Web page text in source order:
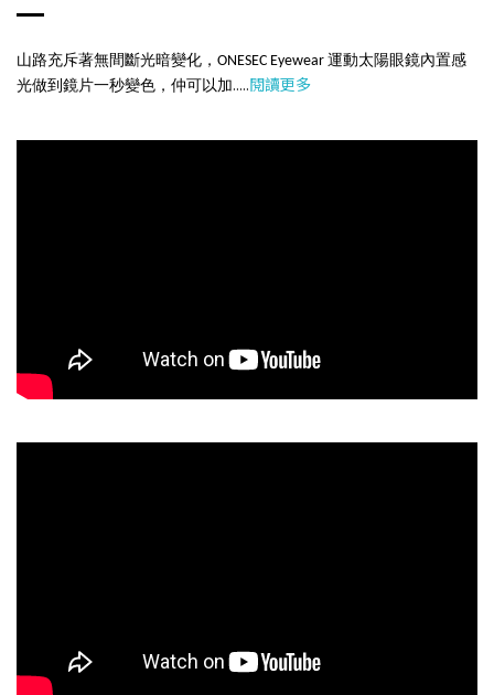
山路充斥著無間斷光暗變化，ONESEC Eyewear 運動太陽眼鏡內置感
光做到鏡片一秒變色，仲可以加 .....閱讀更多